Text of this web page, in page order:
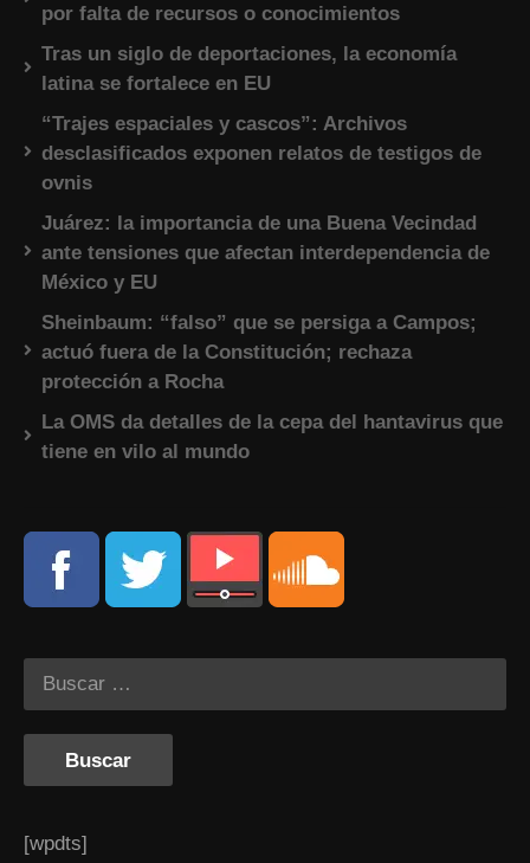
por falta de recursos o conocimientos
Tras un siglo de deportaciones, la economía
latina se fortalece en EU
“Trajes espaciales y cascos”: Archivos
desclasificados exponen relatos de testigos de
ovnis
Juárez: la importancia de una Buena Vecindad
ante tensiones que afectan interdependencia de
México y EU
Sheinbaum: “falso” que se persiga a Campos;
actuó fuera de la Constitución; rechaza
protección a Rocha
La OMS da detalles de la cepa del hantavirus que
tiene en vilo al mundo
[wpdts]